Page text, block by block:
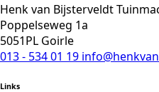
Henk van Bijsterveldt
Poppelseweg 1a
5051PL Goirle
013 - 534 01 19
Links